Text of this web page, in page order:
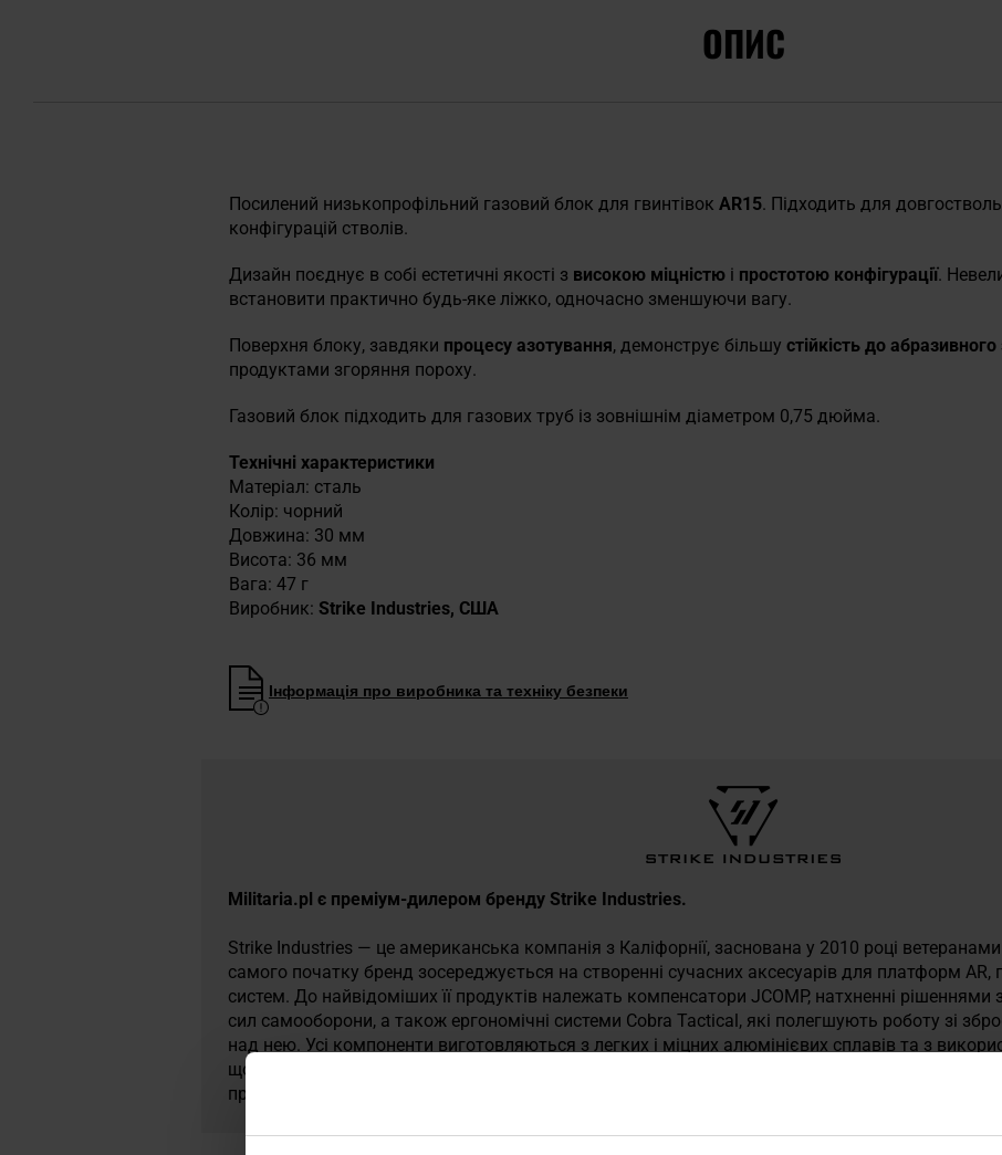
ОПИС
Посилений низькопрофільний газовий блок для гвинтівок AR15. Підходить для
конфігурацій стволів.
Дизайн поєднує в собі естетичні якості з високою міцністю і простотою конфігурації.
встановити практично будь-яке ліжко, одночасно зменшуючи вагу.
Поверхня блоку, завдяки процесу азотування, демонструє більшу стійкість до абразивного
продуктами згоряння пороху.
Газовий блок підходить для газових труб із зовнішнім діаметром 0,75 дюйма.
Технічні характеристики
Матеріал: сталь
Колір: чорний
Довжина: 30 мм
Висота: 36 мм
Вага: 47 г
Виробник: Strike Industries, США
Інформація про виробника та техніку безпеки
Militaria.pl є преміум-дилером бренду Strike Industries.
Strike Industries — це американська компанія з Каліфорнії, заснована у 2010 році ветеранами
самого початку бренд зосереджується на створенні сучасних аксесуарів для платформ AR,
систем. До найвідоміших її продуктів належать компенсатори JCOMP, натхненні рішеннями
сил самооборони, а також ергономічні системи Cobra Tactical, які полегшують роботу зі
над нею. Усі компоненти виготовляються з легких і міцних алюмінієвих сплавів та з
що гарантує прецизійність і довговічність. Завдяки такому підходу Strike Industries швидко
продукцію сьогодні цінують спортивні стрільці, силові структури та військові в усьому світі.